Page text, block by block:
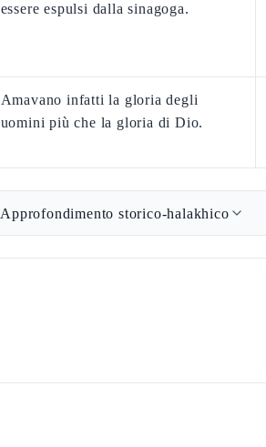
essere espulsi dalla sinagoga.
Amavano infatti la gloria degli
uomini più che la gloria di Dio.
Approfondimento storico-halakhico